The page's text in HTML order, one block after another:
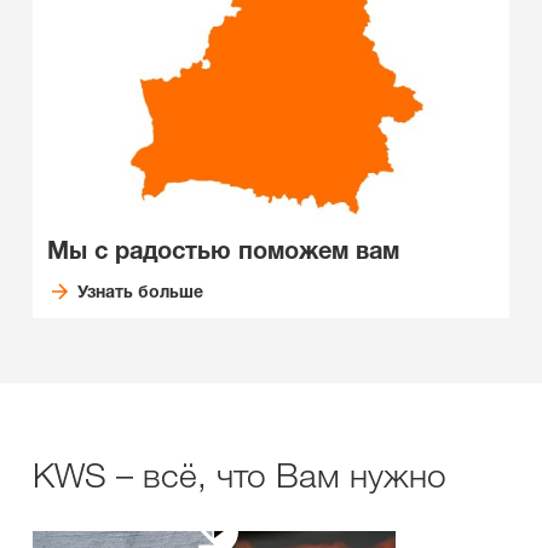
Мы с радостью поможем вам
Узнать больше
KWS – всё, что Вам нужно